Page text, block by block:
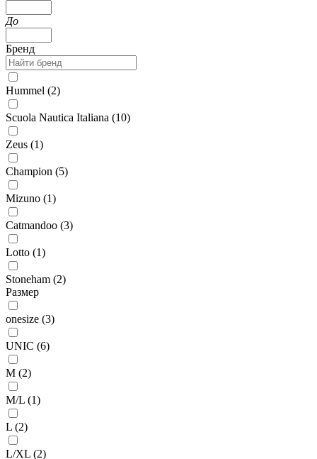
До
Бренд
Hummel (2)
Scuola Nautica Italiana (10)
Zeus (1)
Champion (5)
Mizuno (1)
Catmandoo (3)
Lotto (1)
Stoneham (2)
Размер
onesize (3)
UNIC (6)
M (2)
M/L (1)
L (2)
L/XL (2)